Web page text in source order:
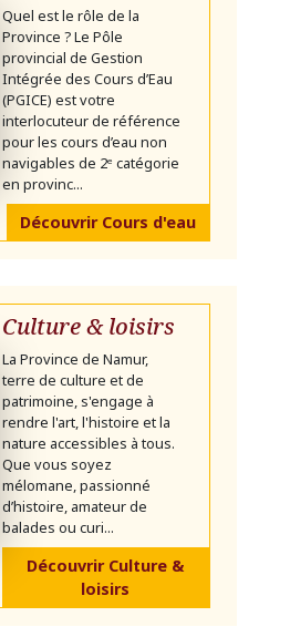
Quel est le rôle de la
Province ? Le Pôle
provincial de Gestion
Intégrée des Cours d’Eau
(PGICE) est votre
interlocuteur de référence
pour les cours d’eau non
navigables de 2ᵉ catégorie
en provinc...
Découvrir Cours d'eau
Culture & loisirs
La Province de Namur,
terre de culture et de
patrimoine, s'engage à
rendre l'art, l'histoire et la
nature accessibles à tous.
Que vous soyez
mélomane, passionné
d’histoire, amateur de
balades ou curi...
Découvrir Culture &
loisirs